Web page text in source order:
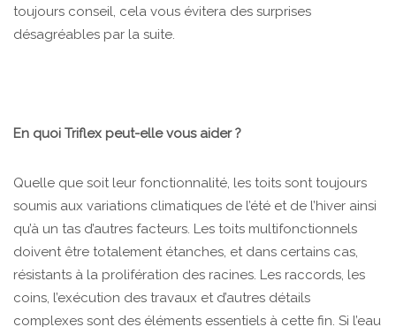
toujours conseil, cela vous évitera des surprises
désagréables par la suite.
En quoi Triflex peut-elle vous aider ?
Quelle que soit leur fonctionnalité, les toits sont toujours
soumis aux variations climatiques de l’été et de l’hiver ainsi
qu’à un tas d’autres facteurs. Les toits multifonctionnels
doivent être totalement étanches, et dans certains cas,
résistants à la prolifération des racines. Les raccords, les
coins, l’exécution des travaux et d’autres détails
complexes sont des éléments essentiels à cette fin. Si l’eau